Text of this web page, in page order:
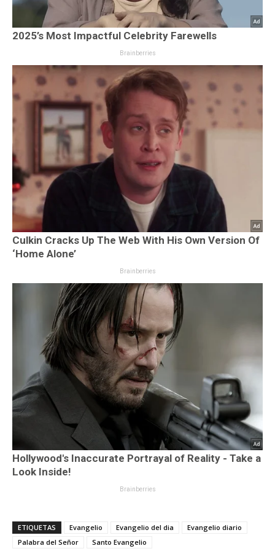
ETIQUETAS Evangelio Evangelio del dia
Evangelio diario
Palabra del Señor
Santo Evangelio